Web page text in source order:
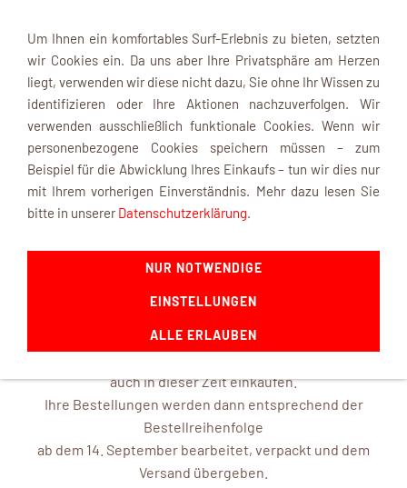
Navigation einblenden
INFOBOX
mk-modelltechnik macht Urlaub ...
ab dem 22. August 2026 und ist mit frischen Ideen ab dem
14. September 2026 wieder für Sie da.
auch in dieser Zeit einkaufen.
Ihre Bestellungen werden dann entsprechend der
Bestellreihenfolge
ab dem 14. September bearbeitet, verpackt und dem
Versand übergeben.
Um Ihnen ein komfortables Surf-Erlebnis zu bieten, setzten
wir Cookies ein. Da uns aber Ihre Privatsphäre am Herzen
liegt, verwenden wir diese nicht dazu, Sie ohne Ihr Wissen zu
identifizieren oder Ihre Aktionen nachzuverfolgen. Wir
verwenden ausschließlich funktionale Cookies. Wenn wir
personenbezogene Cookies speichern müssen – zum
Beispiel für die Abwicklung Ihres Einkaufs – tun wir dies nur
mit Ihrem vorherigen Einverständnis. Mehr dazu lesen Sie
bitte in unserer Datenschutzerklärung.
NUR NOTWENDIGE
EINSTELLUNGEN
ALLE ERLAUBEN